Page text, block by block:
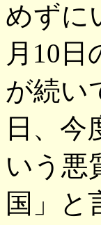
めずに
月10
が続い
日、
いう悪
国」と